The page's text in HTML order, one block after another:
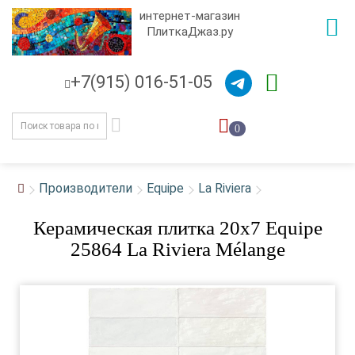
интернет-магазин
ПлиткаДжаз.ру
+7(915) 016-51-05
0
Производители Equipe La Riviera
Керамическая плитка 20x7 Equipe
25864 La Riviera Mélange